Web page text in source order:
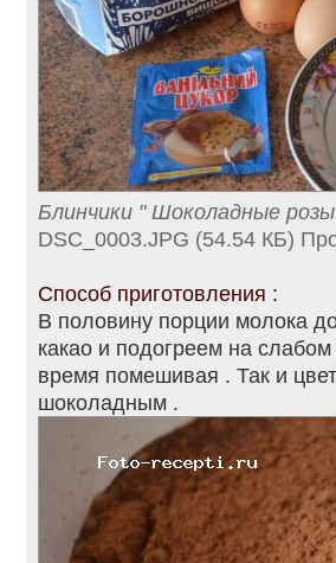
Блинчики " Шоколадные
DSC_0003.JPG (54.54 КБ)
Способ приготовления :
В половину порции молока
какао и подогреем на
время помешивая . Так и
шоколадным .